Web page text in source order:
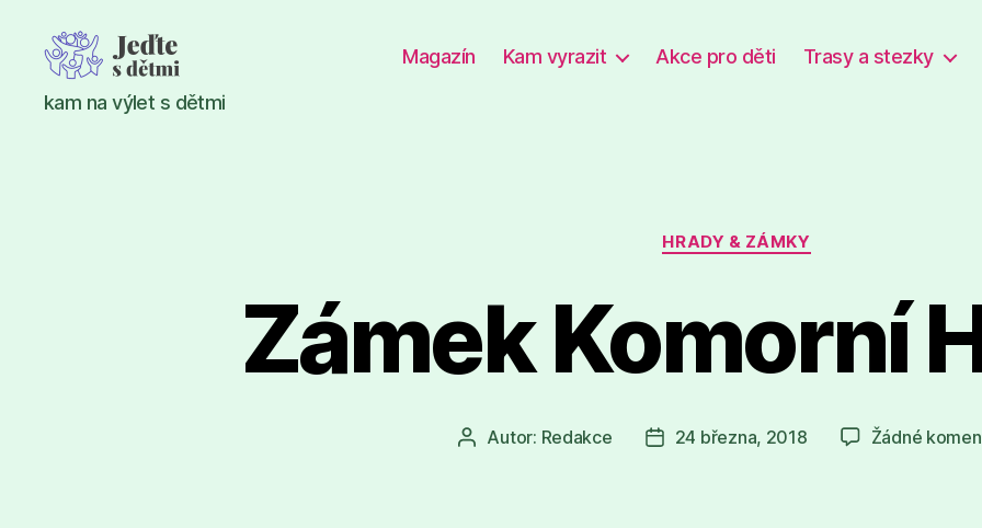
Jeďte
s
kam na výlet s dětmi
Magazín Kam vyrazit Akce pro děti Trasy a stezky
Rubriky
HRADY & ZÁMKY
Zámek Komorní
AutorAutor: Redakce
Datum
24 března, 2018 Žádné